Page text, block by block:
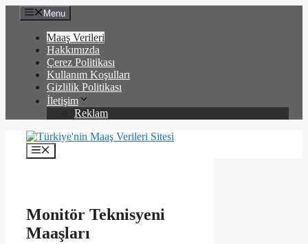
İçeriğe
atla
Menu
Maaş Verileri
Hakkımızda
Çerez Politikası
Kullanım Koşulları
Gizlilik Politikası
İletişim
Reklam
Menü
Monitör Teknisyeni
Maaşları